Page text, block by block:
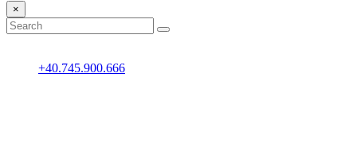
×
+40.745.900.666